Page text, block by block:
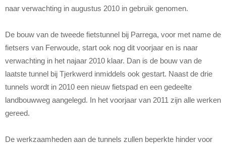
naar verwachting in augustus 2010 in gebruik genomen.
De bouw van de tweede fietstunnel bij Parrega, voor met name de
fietsers van Ferwoude, start ook nog dit voorjaar en is naar
verwachting in het najaar 2010 klaar. Dan is de bouw van de
laatste tunnel bij Tjerkwerd inmiddels ook gestart. Naast de drie
tunnels wordt in 2010 een nieuw fietspad en een gedeelte
landbouwweg aangelegd. In het voorjaar van 2011 zijn alle werken
gereed.
De werkzaamheden aan de tunnels zullen beperkte hinder voor